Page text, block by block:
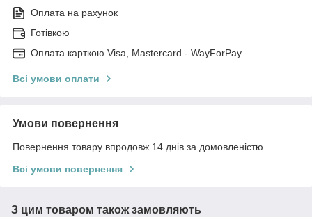
Оплата на рахунок
Готівкою
Оплата карткою Visa, Mastercard - WayForPay
Всі умови оплати
Умови повернення
Повернення товару впродовж 14 днів за домовленістю
Всі умови повернення
З цим товаром також замовляють